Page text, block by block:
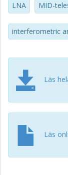
LNA MID-
interferometric
Läs
Läs